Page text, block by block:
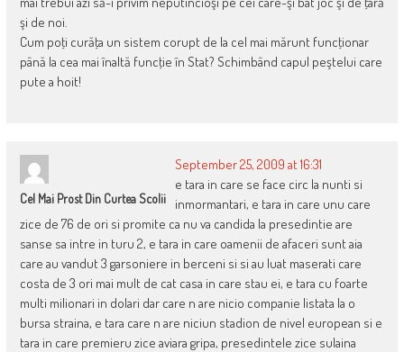
şi de noi.
Cum poţi curăţa un sistem corupt de la cel mai mărunt funcţionar
până la cea mai înaltă funcţie în Stat? Schimbând capul peştelui care
pute a hoit!
Cel Mai Prost Din Curtea Scolii
September 25, 2009 at 16:31
e tara in care se face circ la nunti si
inmormantari, e tara in care unu care
zice de 76 de ori si promite ca nu va candida la presedintie are
sanse sa intre in turu 2, e tara in care oamenii de afaceri sunt aia
care au vandut 3 garsoniere in berceni si si au luat maserati care
costa de 3 ori mai mult de cat casa in care stau ei, e tara cu foarte
multi milionari in dolari dar care n are nicio companie listata la o
bursa straina, e tara care n are niciun stadion de nivel european si e
tara in care premieru zice aviara gripa, presedintele zice sulaina